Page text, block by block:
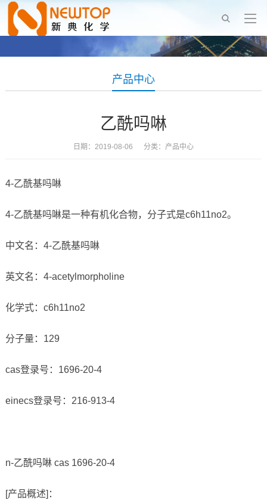
产品中心
乙酰吗啉
日期：2019-08-06 分类： 产品中心
4-乙酰基吗啉
4-乙酰基吗啉是一种有机化合物，分子式是c6h11no2。
中文名：4-乙酰基吗啉
英文名：4-acetylmorpholine
化学式：c6h11no2
分子量：129
cas登录号：1696-20-4
einecs登录号：216-913-4
n-乙酰吗啉 cas 1696-20-4
[产品概述]：